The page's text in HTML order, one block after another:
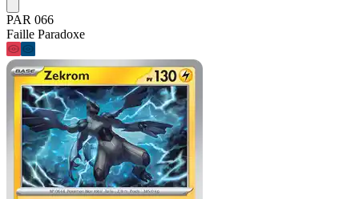
PAR 066
Faille Paradoxe